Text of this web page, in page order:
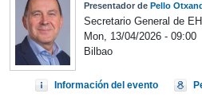
Presentador de Pello
Secretario General de
Mon, 13/04/2026 - 09:00
Bilbao
Información del evento